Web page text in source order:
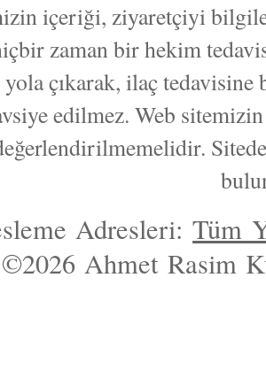
içeriği, ziyaretçiyi
zaman bir hekim
çıkarak, ilaç
edilmez. Web
Adresleri:Tüm
©2026 Ahmet Rasim